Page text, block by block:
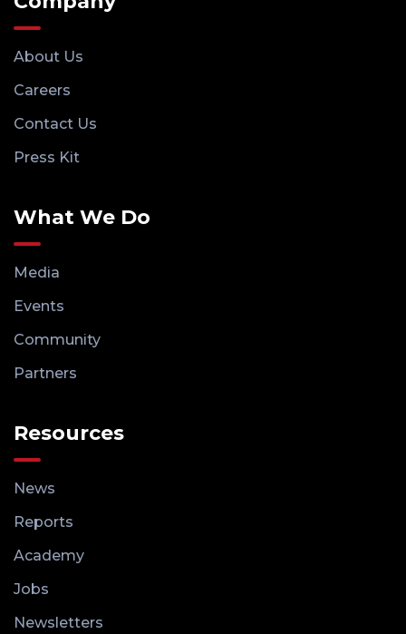
About Us
Careers
Contact Us
Press Kit
What We Do
Media
Events
Community
Partners
Resources
News
Reports
Academy
Jobs
Newsletters